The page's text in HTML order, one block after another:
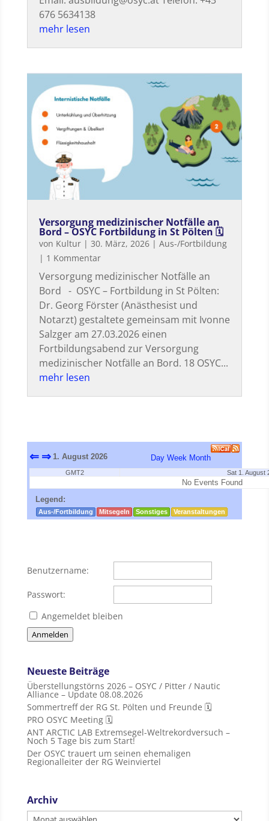
676 5634138
mehr lesen
Versorgung medizinischer Notfälle an
Bord – OSYC Fortbildung in St Pölten 🗓
von Kultur| 30. März, 2026| Aus-/Fortbildung
| 1 Kommentar
Versorgung medizinischer Notfälle an
Bord - OSYC – Fortbildung in St Pölten:
Dr. Georg Förster (Anästhesist und
Notarzt) gestaltete gemeinsam mit Ivonne
Salzger am 27.03.2026 einen
Fortbildungsabend zur Versorgung
medizinischer Notfälle an Bord. 18 OSYC...
mehr lesen
⇐ ⇒ 1. August 2026 Day Week Month
GMT2 Sat 1. August
No Events Found
Legend:
Aus-/Fortbildung Mitsegeln Sonstiges Veranstaltungen
Benutzername:
Passwort:
Angemeldet bleiben
Anmelden
Neueste Beiträge
Überstellungstörns 2026 – OSYC / Pitter / Nautic
Alliance – Update 08.08.2026
Sommertreff der RG St. Pölten und Freunde 🗓
PRO OSYC Meeting 🗓
ANT ARCTIC LAB Extremsegel-Weltrekordversuch –
Noch 5 Tage bis zum Start!
Der OSYC trauert um seinen ehemaligen
Regionalleiter der RG Weinviertel
Archiv
Archiv